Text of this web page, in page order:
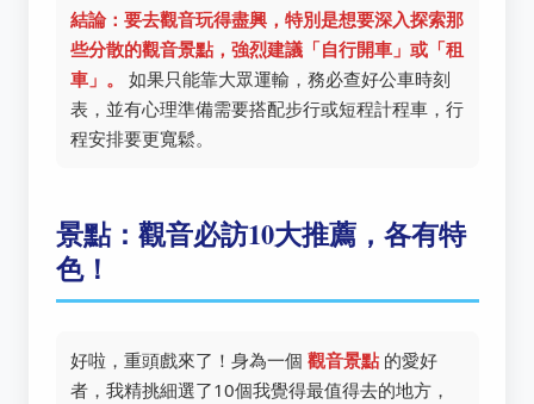
結論：要去觀音玩得盡興，特別是想要深入探索那
些分散的觀音景點，強烈建議「自行開車」或「租
車」。
如果只能靠大眾運輸，務必查好公車時刻
表，並有心理準備需要搭配步行或短程計程車，行
程安排要更寬鬆。
景點：觀音必訪10大推薦，各有特
色！
好啦，重頭戲來了！身為一個 觀音景點的愛好
者，我精挑細選了10個我覺得最值得去的地方，